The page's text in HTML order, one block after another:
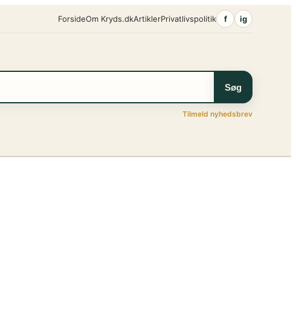
ForsideOm Kryds.dkArtiklerPrivatlivspolitik f ig
Søg
Tilmeld nyhedsbrev